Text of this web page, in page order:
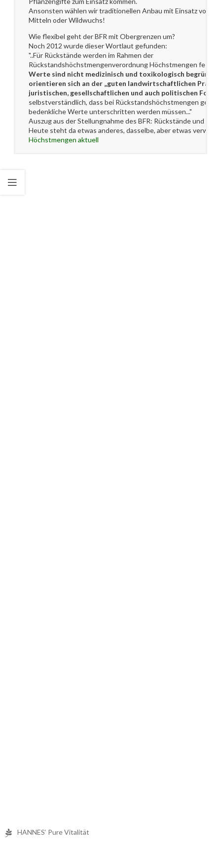
Ansonsten wählen wir traditionellen Anbau mit Einsatz von
Mitteln oder Wildwuchs!
Wie flexibel geht der BFR mit Obergrenzen um?
Noch 2012 wurde dieser Wortlaut gefunden:
"..Für Rückstände werden im Rahmen der
Rückstandshöchstmengenverordnung Höchstmengen
Werte sind nicht medizinisch und toxikologisch
orientieren sich an der „guten landwirtschaftlichen
juristischen, gesellschaftlichen und auch politischen
selbstverständlich, dass bei Rückstandshöchstmengen
bedenkliche Werte unterschritten werden müssen..."
Auszug aus der Stellungnahme des BFR: Rückstände und
Heute steht da etwas anderes, dasselbe, aber etwas
Höchstmengen aktuell
HANNES‘ Pure Vitalität